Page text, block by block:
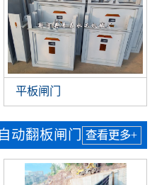
平板闸门
动翻板闸门 查看更多+